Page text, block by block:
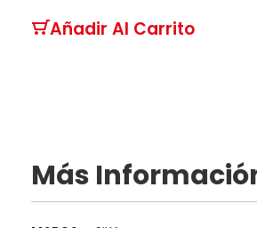
Añadir Al Carrito
Más
Más